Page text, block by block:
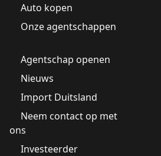
Auto kopen
Onze agentschappen
Agentschap openen
Nieuws
Import Duitsland
Neem contact op met
ons
Investeerder